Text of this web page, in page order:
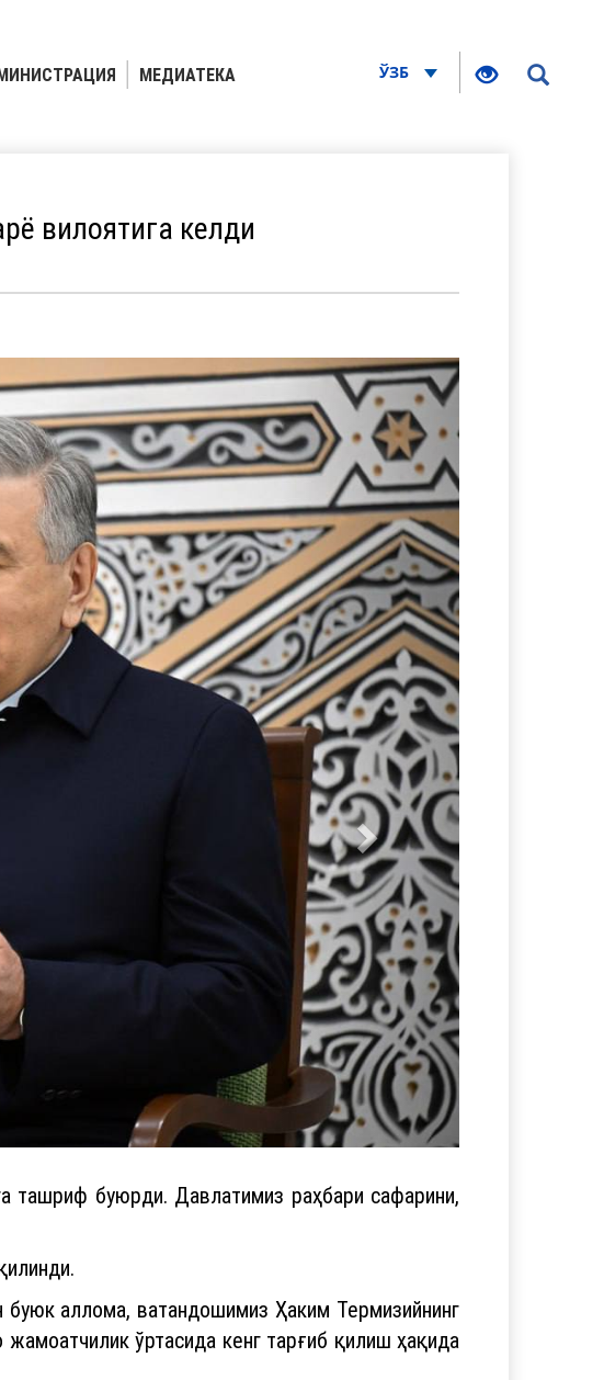
МЕДИАТЕКА
ЎЗБ
вилоятига келди
ташриф буюрди. Давлатимиз раҳбари сафарини,
буюк аллома, ватандошимиз Ҳаким Термизийнинг
ўртасида кенг тарғиб қилиш ҳақида